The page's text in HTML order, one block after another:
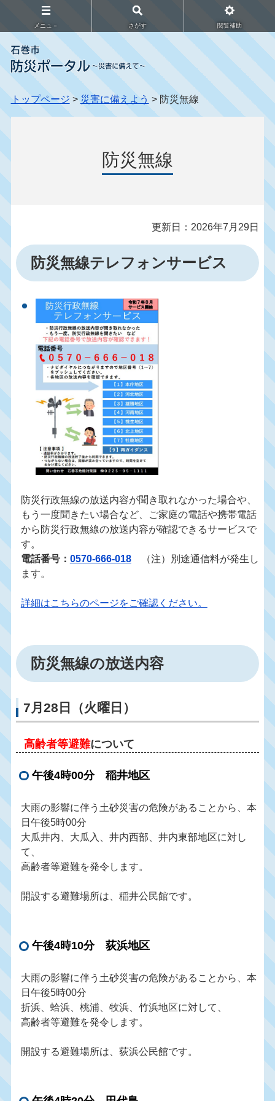
メニュ－ さがす 閲覧補助
トップページ > 災害に備えよう > 防災無線
防災無線
更新日：2026年7月29日
防災無線テレフォンサービス
防災行政無線の放送内容が聞き取れなかった場合や、
もう一度聞きたい場合など、ご家庭の電話や携帯電話
から防災行政無線の放送内容が確認できるサービスで
す。
電話番号： 0570‐666‐018 （注）
別途通信料が発生し
ます。
詳細はこちらのページをご確認ください。
防災無線の放送内容
7月28日（火曜日）
高齢者等避難について
午後4時00分 稲井地区
大雨の影響に伴う土砂災害の危険があることから、本
日午後5時00分
大瓜井内、大瓜入、井内西部、井内東部地区に対し
て、
高齢者等避難を発令します。
開設する避難場所は、稲井公民館です。
午後4時10分 荻浜地区
大雨の影響に伴う土砂災害の危険があることから、本
日午後5時00分
折浜、蛤浜、桃浦、牧浜、竹浜地区に対して、
高齢者等避難を発令します。
開設する避難場所は、荻浜公民館です。